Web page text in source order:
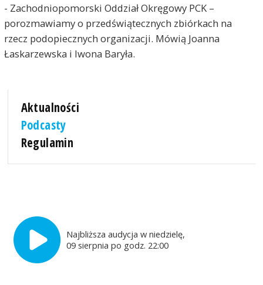
- Zachodniopomorski Oddział Okręgowy PCK –
porozmawiamy o przedświątecznych zbiórkach na
rzecz podopiecznych organizacji. Mówią Joanna
Łaskarzewska i Iwona Baryła.
Aktualności
Podcasty
Regulamin
Najbliższa audycja w niedzielę,
09 sierpnia po godz. 22:00